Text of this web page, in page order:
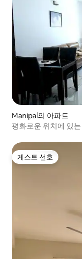
Manipal의 아파트
평화로운 위치에 있
게스트 선호
게스트 선호